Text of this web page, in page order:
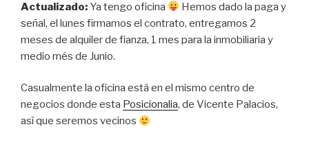
Actualizado: Ya tengo oficina
Hemos dado la paga y
señal, el lunes firmamos el contrato, entregamos 2
meses de alquiler de fianza, 1 mes para la inmobiliaria y
medio més de Junio.
Casualmente la oficina está en el mismo centro de
negocios donde esta Posicionalia, de Vicente Palacios,
así que seremos vecinos